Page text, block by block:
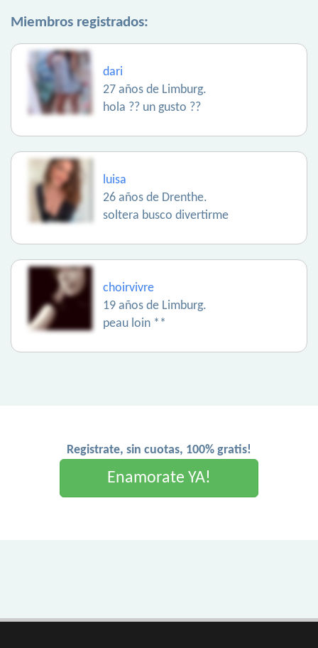
Miembros registrados:
dari
27 años de Limburg.
hola ?? un gusto ??
luisa
26 años de Drenthe.
soltera busco divertirme
choirvivre
19 años de Limburg.
peau loin **
Registrate, sin cuotas, 100% gratis!
Enamorate YA!